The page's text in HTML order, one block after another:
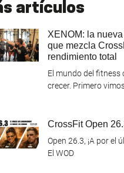
artículos
XENOM: la
que mezcla
rendimiento total
El mundo del
crecer. Primero
CrossFit Open
Open 26.3, ¡A por el
El WOD